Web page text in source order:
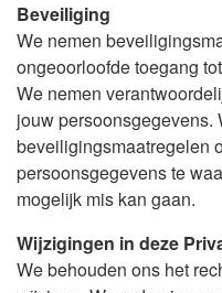
Beveiliging
We nemen
ongeoorloofde toegang
We nemen
jouw persoonsgegevens.
beveiligingsmaatregelen
persoonsgegevens te
mogelijk mis kan gaan.
Wijzigingen in deze
We behouden ons het